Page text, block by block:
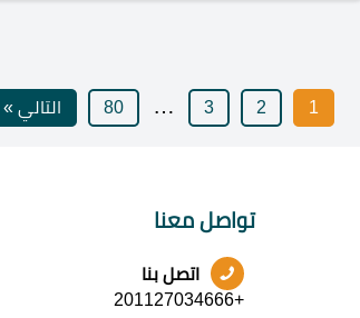
1
2
3
…
80 التالي »
تواصل معنا
اتصل بنا
+201127034666